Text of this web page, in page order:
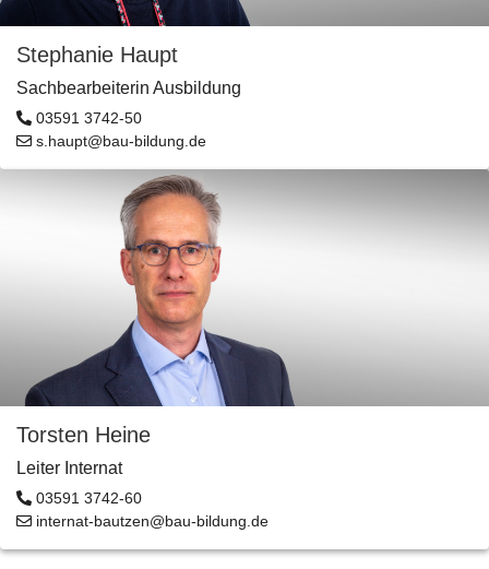
Stephanie Haupt
Sachbearbeiterin Ausbildung
03591 3742-50
s.haupt@bau-bildung.de
Torsten Heine
Leiter Internat
03591 3742-60
internat-bautzen@bau-bildung.de